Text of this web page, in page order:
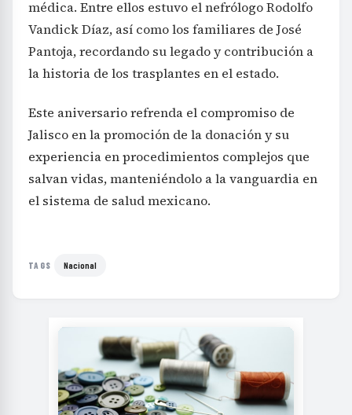
médica. Entre ellos estuvo el nefrólogo Rodolfo
Vandick Díaz, así como los familiares de José
Pantoja, recordando su legado y contribución a
la historia de los trasplantes en el estado.
Este aniversario refrenda el compromiso de
Jalisco en la promoción de la donación y su
experiencia en procedimientos complejos que
salvan vidas, manteniéndolo a la vanguardia en
el sistema de salud mexicano.
TAGS Nacional